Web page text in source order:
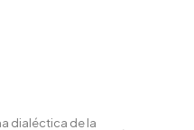
dialéctica de la